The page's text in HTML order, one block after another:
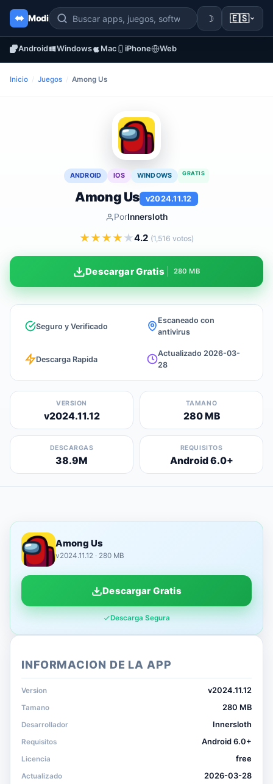
Modi ☽ 🇪🇸
Android Windows Mac iPhone Web
Inicio / Juegos / Among Us
ANDROID IOS WINDOWS GRATIS
Among Us v2024.11.12
PorInnersloth
★★★★★4.2 (1,516 votos)
Descargar Gratis 280 MB
Seguro y Verificado
Escaneado con
antivirus
Descarga Rapida
Actualizado 2026-03-
28
VERSION
v2024.11.12
TAMANO
280 MB
DESCARGAS
38.9M
REQUISITOS
Android 6.0+
Among Us
v2024.11.12 · 280 MB
Descargar Gratis
Descarga Segura
INFORMACION DE LA APP
Version v2024.11.12
Tamano 280 MB
Desarrollador Innersloth
Requisitos Android 6.0+
Licencia free
Actualizado 2026-03-28